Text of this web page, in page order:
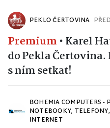
PEKLO ČERTOVINA
Premium • Karel
do Pekla Čertovina.
s ním setkat!
BOHEMIA COMPUTERS -
NOTEBOOKY, TELEFONY,
INTERNET